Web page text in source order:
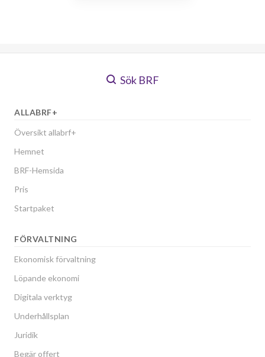
Sök BRF
ALLABRF+
Översikt allabrf+
Hemnet
BRF-Hemsida
Pris
Startpaket
FÖRVALTNING
Ekonomisk förvaltning
Löpande ekonomi
Digitala verktyg
Underhållsplan
Juridik
Begär offert